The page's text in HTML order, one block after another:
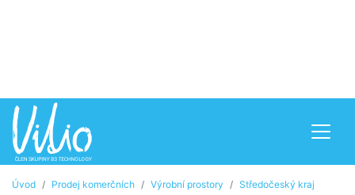
Úvod Prodej komerčních Výrobní prostory Středočeský kraj